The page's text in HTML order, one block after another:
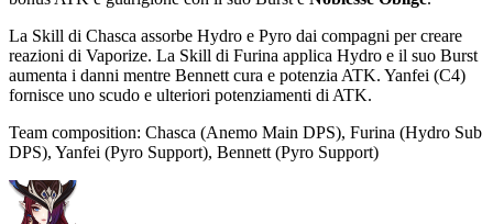
La Skill di Chasca assorbe Hydro e Pyro dai compagni per creare
reazioni di Vaporize. La Skill di Furina applica Hydro e il suo Burst
aumenta i danni mentre Bennett cura e potenzia ATK. Yanfei (C4)
fornisce uno scudo e ulteriori potenziamenti di ATK.
Team composition: Chasca (Anemo Main DPS), Furina (Hydro Sub
DPS), Yanfei (Pyro Support), Bennett (Pyro Support)